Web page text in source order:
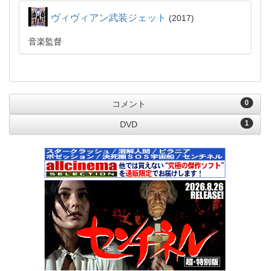
ヴィヴィアン武装ジェット 2017
音楽監督
0
コメント
1
DVD